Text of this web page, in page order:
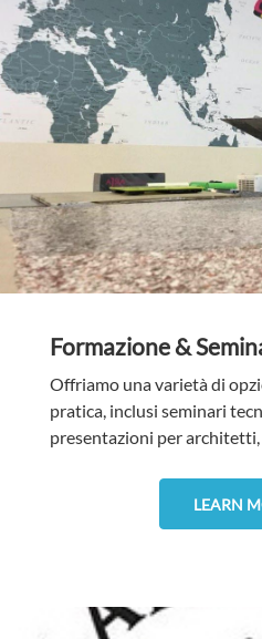
Formazione &
Offriamo una varietà di
pratica, inclusi seminari
presentazioni per
LEARN